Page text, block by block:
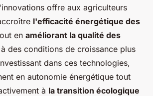
offre aux agriculteurs
l'efficacité énergétique des
en améliorant la qualité des
des conditions de croissance plus
dans ces technologies,
en autonomie énergétique tout
à la transition écologique